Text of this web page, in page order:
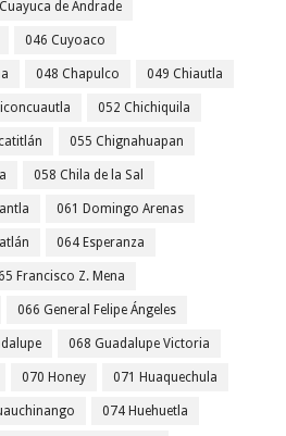
de Andrade
046 Cuyoaco
048 Chapulco 049 Chiautla
052 Chichiquila
055 Chignahuapan
058 Chila de la Sal
061 Domingo Arenas
064 Esperanza
Francisco Z. Mena
066 General Felipe Ángeles
068 Guadalupe Victoria
070 Honey 071 Huaquechula
074 Huehuetla